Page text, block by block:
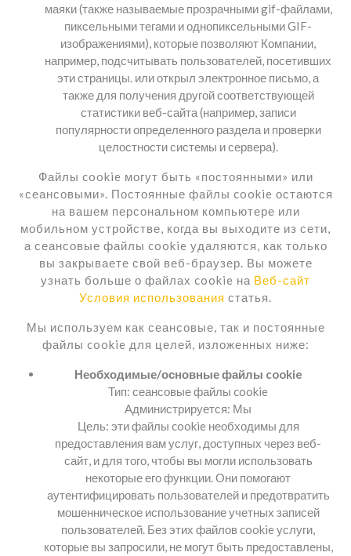
маяки (также называемые прозрачными gif-файлами,
пиксельными тегами и однопиксельными GIF-
изображениями), которые позволяют Компании,
например, подсчитывать пользователей, посетивших
эти страницы. или открыл электронное письмо, а
также для получения другой соответствующей
статистики веб-сайта (например, записи
популярности определенного раздела и проверки
целостности системы и сервера).
Файлы cookie могут быть «постоянными» или
«сеансовыми». Постоянные файлы cookie остаются
на вашем персональном компьютере или
мобильном устройстве, когда вы выходите из сети,
а сеансовые файлы cookie удаляются, как только
вы закрываете свой веб-браузер. Вы можете
узнать больше о файлах cookie на Веб-сайт
Условия использования статья.
Мы используем как сеансовые, так и постоянные
файлы cookie для целей, изложенных ниже:
Необходимые/основные файлы cookie
Тип: сеансовые файлы cookie
Администрируется: Мы
Цель: эти файлы cookie необходимы для
предоставления вам услуг, доступных через веб-
сайт, и для того, чтобы вы могли использовать
некоторые его функции. Они помогают
аутентифицировать пользователей и предотвратить
мошенническое использование учетных записей
пользователей. Без этих файлов cookie услуги,
которые вы запросили, не могут быть предоставлены,